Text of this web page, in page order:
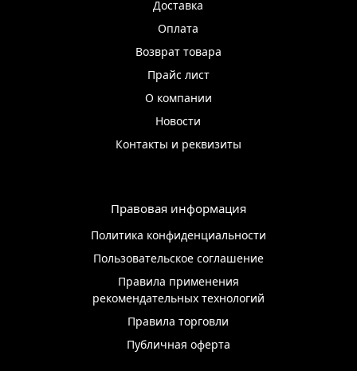
Доставка
Оплата
Возврат товара
Прайс лист
О компании
Новости
Контакты и реквизиты
Правовая информация
Политика конфиденциальности
Пользовательское соглашение
Правила применения
рекомендательных технологий
Правила торговли
Публичная оферта